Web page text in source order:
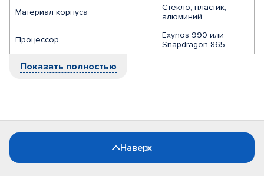
Материал корпуса
Стекло, пластик,
алюминий
Процессор
Exynos 990 или
Snapdragon 865
Показать полностью
Наверх